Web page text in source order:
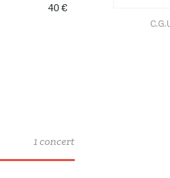
40 €
1 concert